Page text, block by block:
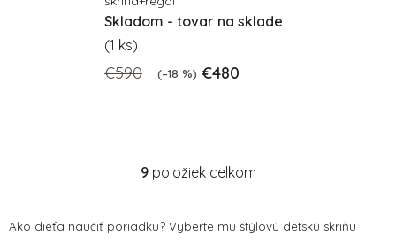
Skladom - tovar na sklade
(1 ks)
€480
€590 (–18 %)
O
l
9položiek celkom
Ako dieťa naučiť poriadku? Vyberte mu štýlovú detskú skriňu